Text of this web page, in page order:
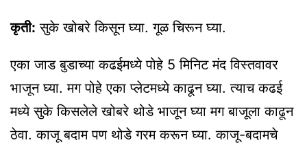
कृती: सुके खोबरे किसून घ्या. गूळ चिरून घ्या.
एका जाड बुडाच्या कढईमध्ये पोहे 5 मिनिट मंद विस्तवावर
भाजून घ्या. मग पोहे एका प्लेटमध्ये काढून घ्या. त्याच कढई
मध्ये सुके किसलेले खोबरे थोडे भाजून घ्या मग बाजूला काढून
ठेवा. काजू बदाम पण थोडे गरम करून घ्या. काजू-बदामचे